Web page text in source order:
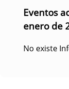
Eventos
enero de
No existe